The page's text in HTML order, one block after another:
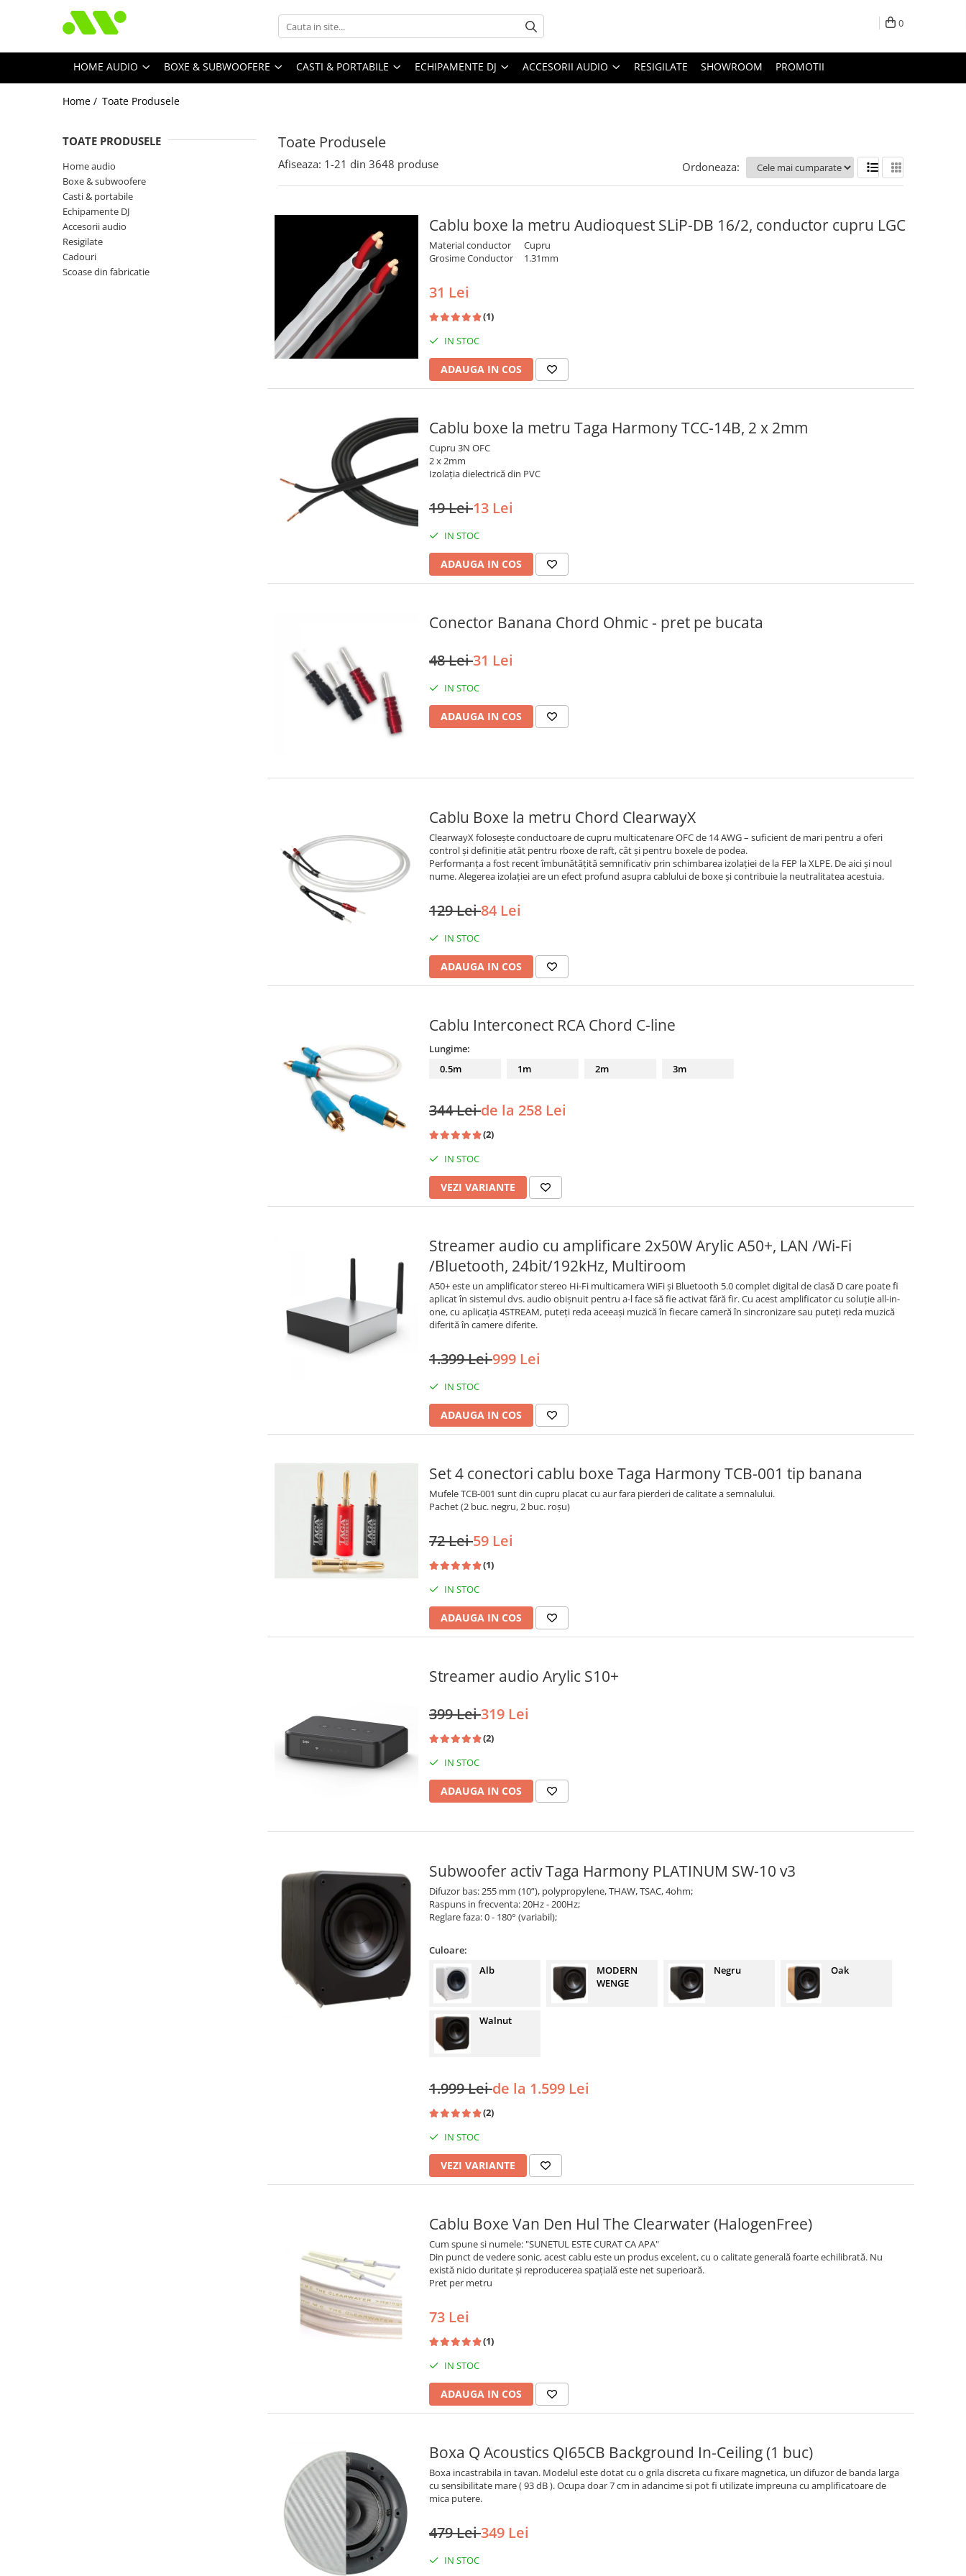
0
HOME AUDIO BOXE & SUBWOOFERE CASTI & PORTABILE ECHIPAMENTE DJ ACCESORII AUDIO RESIGILATE SHOWROOM PROMOTII
Home / Toate Produsele
Toate Produsele
TOATE PRODUSELE
Home audio
Boxe & subwoofere
Casti & portabile
Echipamente DJ
Accesorii audio
Resigilate
Cadouri
Scoase din fabricatie
Afiseaza: 1-21 din 3648 produse Ordoneaza:
Cablu boxe la metru Audioquest SLiP-DB 16/2, conductor cupru LGC
Material conductor
Cupru
Grosime Conductor 1.31mm
31 Lei
(1)
IN STOC
ADAUGA IN COS
Cablu boxe la metru Taga Harmony TCC-14B, 2 x 2mm
Cupru 3N OFC
2 x 2mm
Izolația dielectrică din PVC
19 Lei13 Lei
IN STOC
ADAUGA IN COS
Conector Banana Chord Ohmic - pret pe bucata
48 Lei31 Lei
IN STOC
ADAUGA IN COS
Cablu Boxe la metru Chord ClearwayX
ClearwayX folosește conductoare de cupru multicatenare OFC de 14 AWG – suficient de mari pentru a oferi
control și definiție atât pentru rboxe de raft, cât și pentru boxele de podea.
Performanța a fost recent îmbunătățită semnificativ prin schimbarea izolației de la FEP la XLPE. De aici și noul
nume. Alegerea izolației are un efect profund asupra cablului de boxe și contribuie la neutralitatea acestuia.
129 Lei84 Lei
IN STOC
ADAUGA IN COS
Cablu Interconect RCA Chord C-line
Lungime:
0.5m
1m 2m 3m
344 Leide la 258 Lei
(2)
IN STOC
VEZI VARIANTE
Streamer audio cu amplificare 2x50W Arylic A50+, LAN /Wi-Fi
/Bluetooth, 24bit/192kHz, Multiroom
A50+ este un amplificator stereo Hi-Fi multicamera WiFi și Bluetooth 5.0 complet digital de clasă D care poate fi
aplicat în sistemul dvs. audio obișnuit pentru a-l face să fie activat fără fir. Cu acest amplificator cu soluție all-in-
one, cu aplicația 4STREAM, puteți reda aceeași muzică în fiecare cameră în sincronizare sau puteți reda muzică
diferită în camere diferite.
1.399 Lei999 Lei
IN STOC
ADAUGA IN COS
Set 4 conectori cablu boxe Taga Harmony TCB-001 tip banana
Mufele TCB-001 sunt din cupru placat cu aur fara pierderi de calitate a semnalului.
Pachet (2 buc. negru, 2 buc. roșu)
72 Lei59 Lei
(1)
IN STOC
ADAUGA IN COS
Streamer audio Arylic S10+
399 Lei319 Lei
(2)
IN STOC
ADAUGA IN COS
Subwoofer activ Taga Harmony PLATINUM SW-10 v3
Difuzor bas: 255 mm (10”), polypropylene, THAW, TSAC, 4ohm;
Raspuns in frecventa: 20Hz - 200Hz;
Reglare faza: 0 - 180° (variabil);
Culoare:
Alb
MODERN
WENGE
Negru Oak
Walnut
1.999 Leide la 1.599 Lei
(2)
IN STOC
VEZI VARIANTE
Cablu Boxe Van Den Hul The Clearwater (HalogenFree)
Cum spune si numele: "SUNETUL ESTE CURAT CA APA"
Din punct de vedere sonic, acest cablu este un produs excelent, cu o calitate generală foarte echilibrată. Nu
există nicio duritate și reproducerea spațială este net superioară.
Pret per metru
73 Lei
(1)
IN STOC
ADAUGA IN COS
Boxa Q Acoustics QI65CB Background In-Ceiling (1 buc)
Boxa incastrabila in tavan. Modelul este dotat cu o grila discreta cu fixare magnetica, un difuzor de banda larga
cu sensibilitate mare ( 93 dB ). Ocupa doar 7 cm in adancime si pot fi utilizate impreuna cu amplificatoare de
mica putere.
479 Lei349 Lei
IN STOC